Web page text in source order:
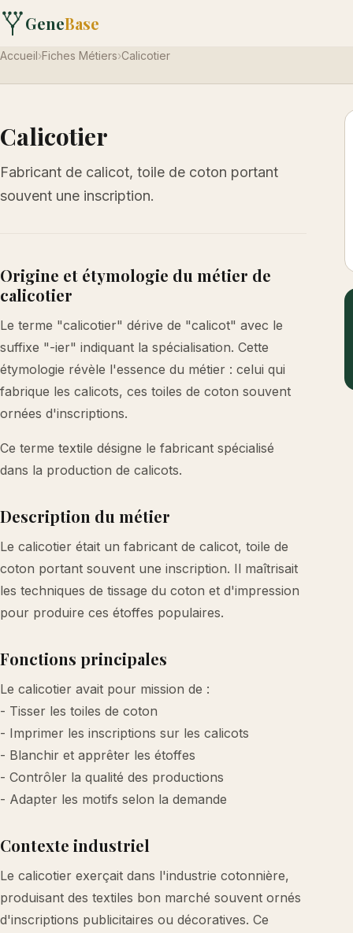
GeneBase
Accueil›Fiches Métiers›Calicotier
Calicotier
Fabricant de calicot, toile de coton portant
souvent une inscription.
Origine et étymologie du métier de
calicotier
Le terme "calicotier" dérive de "calicot" avec le
suffixe "-ier" indiquant la spécialisation. Cette
étymologie révèle l'essence du métier : celui qui
fabrique les calicots, ces toiles de coton souvent
ornées d'inscriptions.
Ce terme textile désigne le fabricant spécialisé
dans la production de calicots.
Description du métier
Le calicotier était un fabricant de calicot, toile de
coton portant souvent une inscription. Il maîtrisait
les techniques de tissage du coton et d'impression
pour produire ces étoffes populaires.
Fonctions principales
Le calicotier avait pour mission de :
- Tisser les toiles de coton
- Imprimer les inscriptions sur les calicots
- Blanchir et apprêter les étoffes
- Contrôler la qualité des productions
- Adapter les motifs selon la demande
Contexte industriel
Le calicotier exerçait dans l'industrie cotonnière,
produisant des textiles bon marché souvent ornés
d'inscriptions publicitaires ou décoratives. Ce